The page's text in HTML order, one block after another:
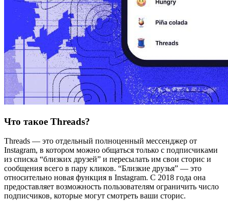
Что такое Threads?
Threads — это отдельный полноценный мессенджер от
Instagram, в котором можно общаться только с подписчиками
из списка “близких друзей” и пересылать им свои сторис и
сообщения всего в пару кликов. “Близкие друзья” — это
относительно новая функция в Instagram. С 2018 года она
предоставляет возможность пользователям ограничить число
подписчиков, которые могут смотреть ваши сторис.